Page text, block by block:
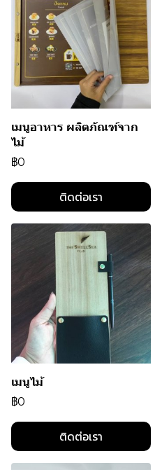
เมนูอาหาร ผลิตภัณฑ์จาก
ไม้
฿0
ติดต่อเรา
เมนูไม้
฿0
ติดต่อเรา